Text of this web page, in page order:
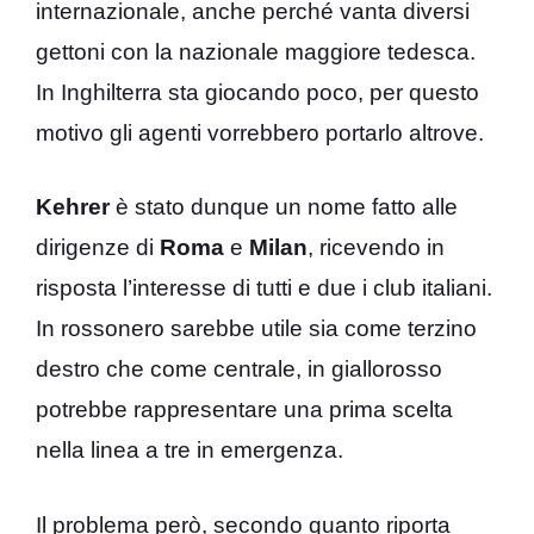
internazionale, anche perché vanta diversi
gettoni con la nazionale maggiore tedesca.
In Inghilterra sta giocando poco, per questo
motivo gli agenti vorrebbero portarlo altrove.
Kehrerè stato dunque un nome fatto alle
dirigenze di Roma e Milan, ricevendo in
risposta l’interesse di tutti e due i club italiani.
In rossonero sarebbe utile sia come terzino
destro che come centrale, in giallorosso
potrebbe rappresentare una prima scelta
nella linea a tre in emergenza.
Il problema però, secondo quanto riporta